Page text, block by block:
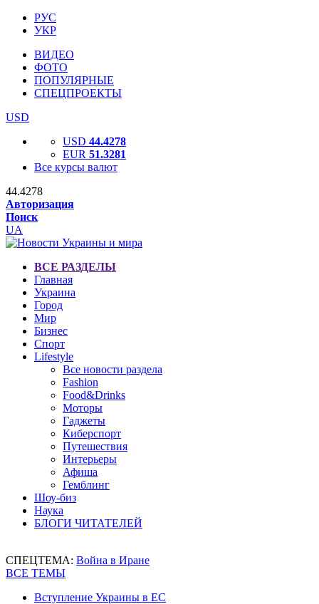
РУС
УКР
ВИДЕО
ФОТО
ПОПУЛЯРНЫЕ
СПЕЦПРОЕКТЫ
USD
USD 44.4278
EUR 51.3281
Все курсы валют
44.4278
Авторизация
Поиск
UA
ВСЕ РАЗДЕЛЫ
Главная
Украина
Город
Мир
Бизнес
Спорт
Lifestyle
Все новости раздела
Fashion
Food&Drinks
Моторы
Гаджеты
Киберспорт
Путешествия
Интерьеры
Афиша
Гемблинг
Шоу-биз
Наука
БЛОГИ ЧИТАТЕЛЕЙ
СПЕЦТЕМА: Война в Иране
ВСЕ ТЕМЫ
Вступление Украины в ЕС